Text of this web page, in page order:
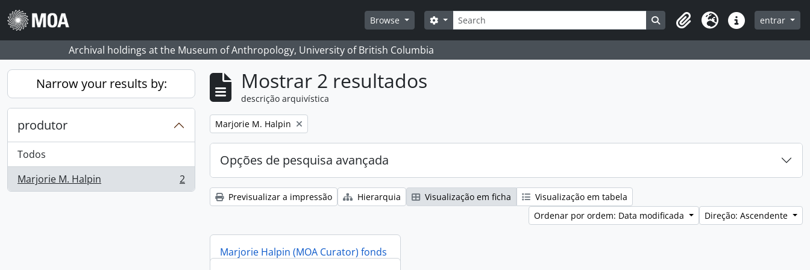
Skip to main content
Browse
Pesquisar
Search options Search in browse page
Clipboard
Idioma Ligações rápidas
entrar
Archival holdings at the Museum of Anthropology, University of British Columbia
Narrow your results by:
produtor
Todos
Marjorie M. Halpin
, 2 resultados 2
Mostrar 2 resultados
descrição arquivística
Remove filter:
Marjorie M. Halpin
Opções de pesquisa avançada
Previsualizar a impressão Hierarquia Visualização em ficha
Visualização em tabela
Ordenar por ordem: Data modificada
Direção: Ascendente
Marjorie Halpin (MOA Curator) fonds